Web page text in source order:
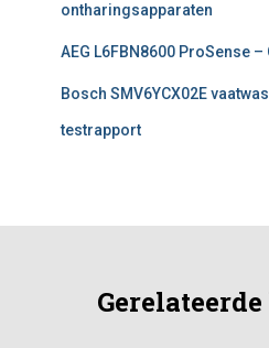
ontharingsapparaten
AEG L6FBN8600 ProSense
Bosch SMV6YCX02E
testrapport